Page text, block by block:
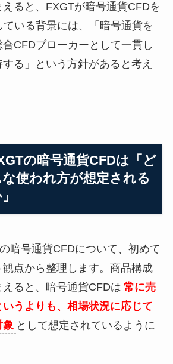
ると、FXGTが暗号通貨CFDを
いる背景には、「暗号通貨を
CFDブローカーとして一貫し
る」という方針があると考え
の暗号通貨CFDは「ど
な使われ方が想定される
暗号通貨CFDについて、初めて
観点から整理します。商品構成
ると、暗号通貨CFDは 常に売
うよりも、相場状況に応じて
として想定されているように